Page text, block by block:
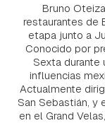
Bruno
restaurantes de
etapa junto a
Conocido por
Sexta durante
influencias
Actualmente
San Sebastián, y
en el Grand